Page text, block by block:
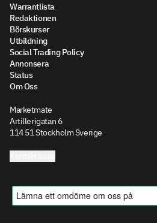
Warrantlista
Redaktionen
Börskurser
Utbildning
Social Trading Policy
Annonsera
Status
Om Oss
Marketmate
Artillerigatan 6
114 51 Stockholm Sverige